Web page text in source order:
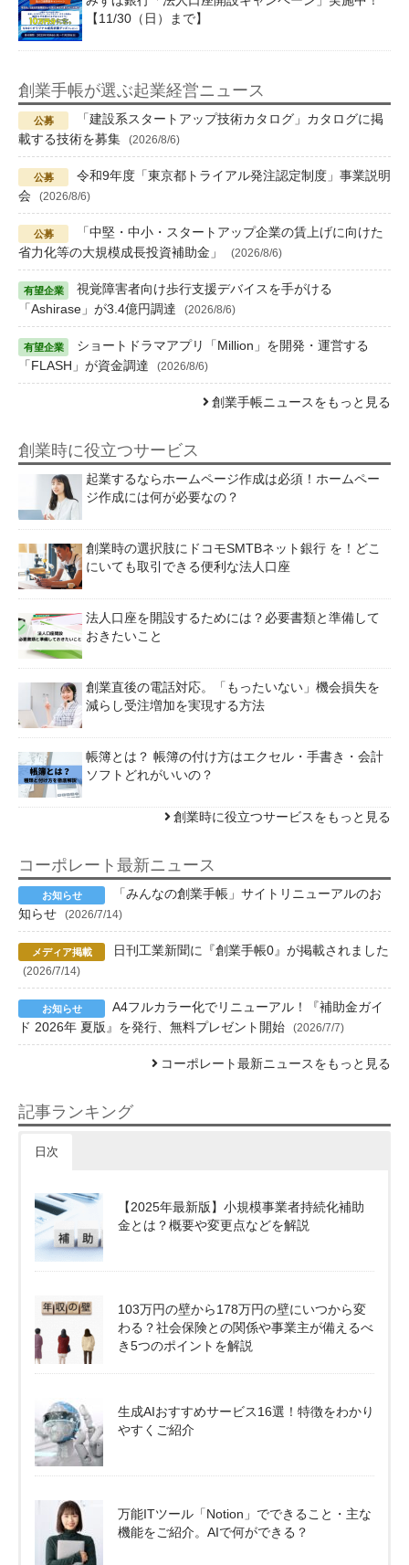
【11/30（日）まで】
創業手帳が選ぶ起業経営ニュース
「建設系スタートアップ技術カタログ」カタログに掲
載する技術を募集
(2026/8/6)
令和9年度「東京都トライアル発注認定制度」事業説明
会
(2026/8/6)
「中堅・中小・スタートアップ企業の賃上げに向けた
省力化等の大規模成長投資補助金」
(2026/8/6)
視覚障害者向け歩行支援デバイスを手がける
「Ashirase」が3.4億円調達
(2026/8/6)
ショートドラマアプリ「Million」を開発・運営する
「FLASH」が資金調達
(2026/8/6)
創業手帳ニュースをもっと見る
創業時に役立つサービス
起業するならホームページ作成は必須！ホームペー
ジ作成には何が必要なの？
創業時の選択肢にドコモSMTBネット銀行 を！どこ
にいても取引できる便利な法人口座
法人口座を開設するためには？必要書類と準備して
おきたいこと
創業直後の電話対応。「もったいない」機会損失を
減らし受注増加を実現する方法
帳簿とは？ 帳簿の付け方はエクセル・手書き・会計
ソフトどれがいいの？
創業時に役立つサービスをもっと見る
コーポレート最新ニュース
「みんなの創業手帳」サイトリニューアルのお
知らせ
(2026/7/14)
日刊工業新聞に『創業手帳0』が掲載されました
(2026/7/14)
A4フルカラー化でリニューアル！『補助金ガイ
ド 2026年 夏版』を発行、無料プレゼント開始
(2026/7/7)
コーポレート最新ニュースをもっと見る
記事ランキング
日次
【2025年最新版】小規模事業者持続化補助
金とは？概要や変更点などを解説
103万円の壁から178万円の壁にいつから変
わる？社会保険との関係や事業主が備えるべ
き5つのポイントを解説
生成AIおすすめサービス16選！特徴をわかり
やすくご紹介
万能ITツール「Notion」でできること・主な
機能をご紹介。AIで何ができる？